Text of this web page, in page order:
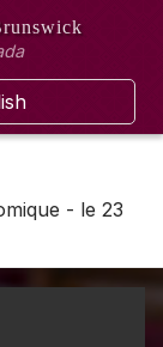
- le 23